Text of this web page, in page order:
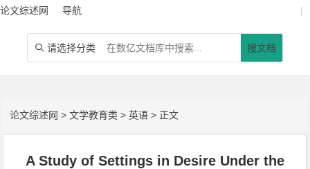
论文综述网 导航 |
 请选择分类 搜文档
论文综述网 >文学教育类 >英语 > 正文
A Study of Settings in Desire Under the